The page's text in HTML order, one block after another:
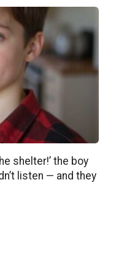
shelter!’ the boy
listen — and they